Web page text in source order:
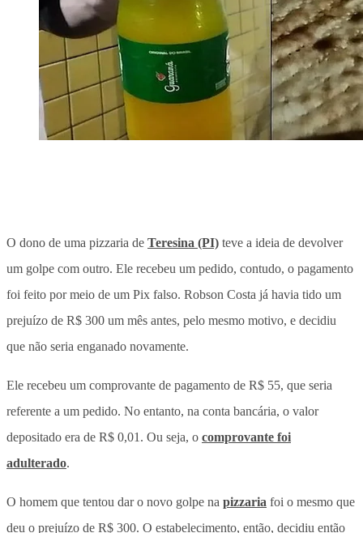
O dono de uma pizzaria de Teresina (PI) teve a ideia de devolver
um golpe com outro. Ele recebeu um pedido, contudo, o pagamento
foi feito por meio de um Pix falso. Robson Costa já havia tido um
prejuízo de R$ 300 um mês antes, pelo mesmo motivo, e decidiu
que não seria enganado novamente.
Ele recebeu um comprovante de pagamento de R$ 55, que seria
referente a um pedido. No entanto, na conta bancária, o valor
depositado era de R$ 0,01. Ou seja, o comprovante foi
adulterado.
O homem que tentou dar o novo golpe na pizzaria foi o mesmo que
deu o prejuízo de R$ 300. O estabelecimento, então, decidiu então